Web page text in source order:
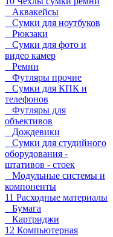
Аквакейсы
Сумки для ноутбуков
Рюкзаки
Сумки для фото и
видео камер
Ремни
Футляры прочие
Сумки для КПК и
телефонов
Футляры для
объективов
Дождевики
Сумки для студийного
оборудования -
штативов - стоек
Модульные системы и
компоненты
11 Расходные материалы
Бумага
Картриджи
12 Компьютерная